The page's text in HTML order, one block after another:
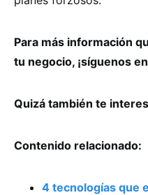
Para más información
tu negocio, ¡síguenos en
Quizá también te
Contenido relacionado:
4 tecnologías que